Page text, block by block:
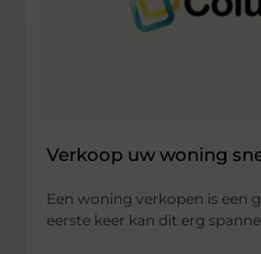
Verkoop uw woning
Een woning verkopen is een
eerste keer kan dit erg